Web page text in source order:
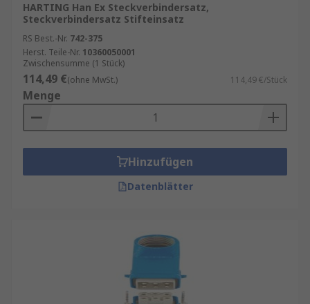
HARTING Han Ex Steckverbindersatz,
Steckverbindersatz Stifteinsatz
RS Best.-Nr. 742-375
Herst. Teile-Nr. 10360050001
Zwischensumme (1 Stück)
114,49 €(ohne MwSt.) 114,49 €/Stück
Menge
Hinzufügen
Datenblätter